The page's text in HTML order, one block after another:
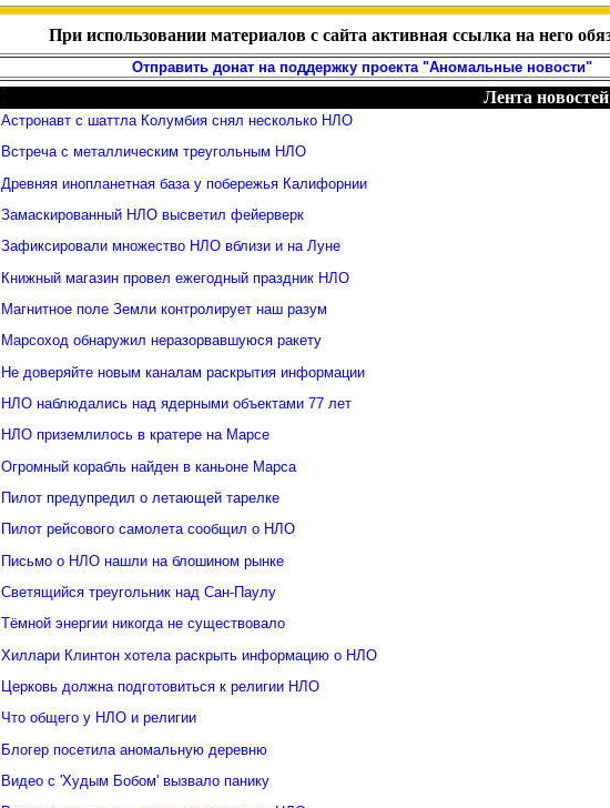
При использовании материалов с сайта активная ссылка на него
Отправить донат на поддержку проекта "Аномальные новости"
Лента новостей
Астронавт с шаттла Колумбия снял несколько НЛО
Встреча с металлическим треугольным НЛО
Древняя инопланетная база у побережья Калифорнии
Замаскированный НЛО высветил фейерверк
Зафиксировали множество НЛО вблизи и на Луне
Книжный магазин провел ежегодный праздник НЛО
Магнитное поле Земли контролирует наш разум
Марсоход обнаружил неразорвавшуюся ракету
Не доверяйте новым каналам раскрытия информации
НЛО наблюдались над ядерными объектами 77 лет
НЛО приземлилось в кратере на Марсе
Огромный корабль найден в каньоне Марса
Пилот предупредил о летающей тарелке
Пилот рейсового самолета сообщил о НЛО
Письмо о НЛО нашли на блошином рынке
Светящийся треугольник над Сан-Паулу
Тёмной энергии никогда не существовало
Хиллари Клинтон хотела раскрыть информацию о НЛО
Церковь должна подготовиться к религии НЛО
Что общего у НЛО и религии
Блогер посетила аномальную деревню
Видео с 'Худым Бобом' вызвало панику